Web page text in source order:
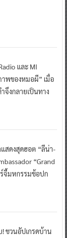
และ MI
าพของหมอผี” เมื่อ
จึงกลายเป็นทาง
สดงสุดฮอต “ลีน่า-
“Grand
ร์จี้มหกรรมช้อปก
ชวนอัปเกรดบ้าน